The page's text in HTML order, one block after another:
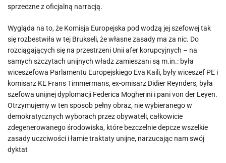
sprzeczne z oficjalną narracją.
Wygląda na to, że Komisja Europejska pod wodzą jej szefowej tak
się rozbestwiła w tej Brukseli, że własne zasady ma za nic. Do
rozciągających się na przestrzeni Unii afer korupcyjnych – na
samych szczytach unijnych władz zamieszani są m.in.: była
wiceszefowa Parlamentu Europejskiego Eva Kaili, były wiceszef PE i
komisarz KE Frans Timmermans, ex-omisarz Didier Reynders, była
szefowa unijnej dyplomacji Federica Mogherini i pani von der Leyen.
Otrzymujemy w ten sposob pełny obraz, nie wybieranego w
demokratycznych wyborach przez obywateli, całkowicie
zdegenerowanego środowiska, które bezczelnie depcze wszelkie
zasady uczciwości i łamie traktaty unijne, narzucając nam swój
dyktat